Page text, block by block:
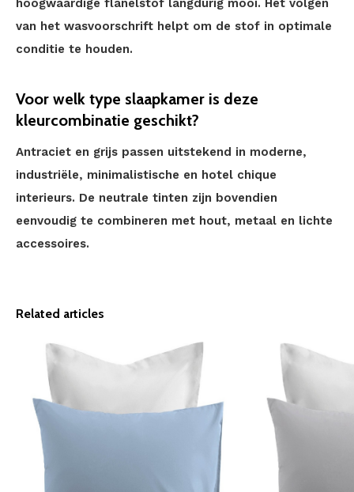
hoogwaardige flanelstof langdurig mooi. Het volgen
van het wasvoorschrift helpt om de stof in optimale
conditie te houden.
Voor welk type slaapkamer is deze
kleurcombinatie geschikt?
Antraciet en grijs passen uitstekend in moderne,
industriële, minimalistische en hotel chique
interieurs. De neutrale tinten zijn bovendien
eenvoudig te combineren met hout, metaal en lichte
accessoires.
Related articles